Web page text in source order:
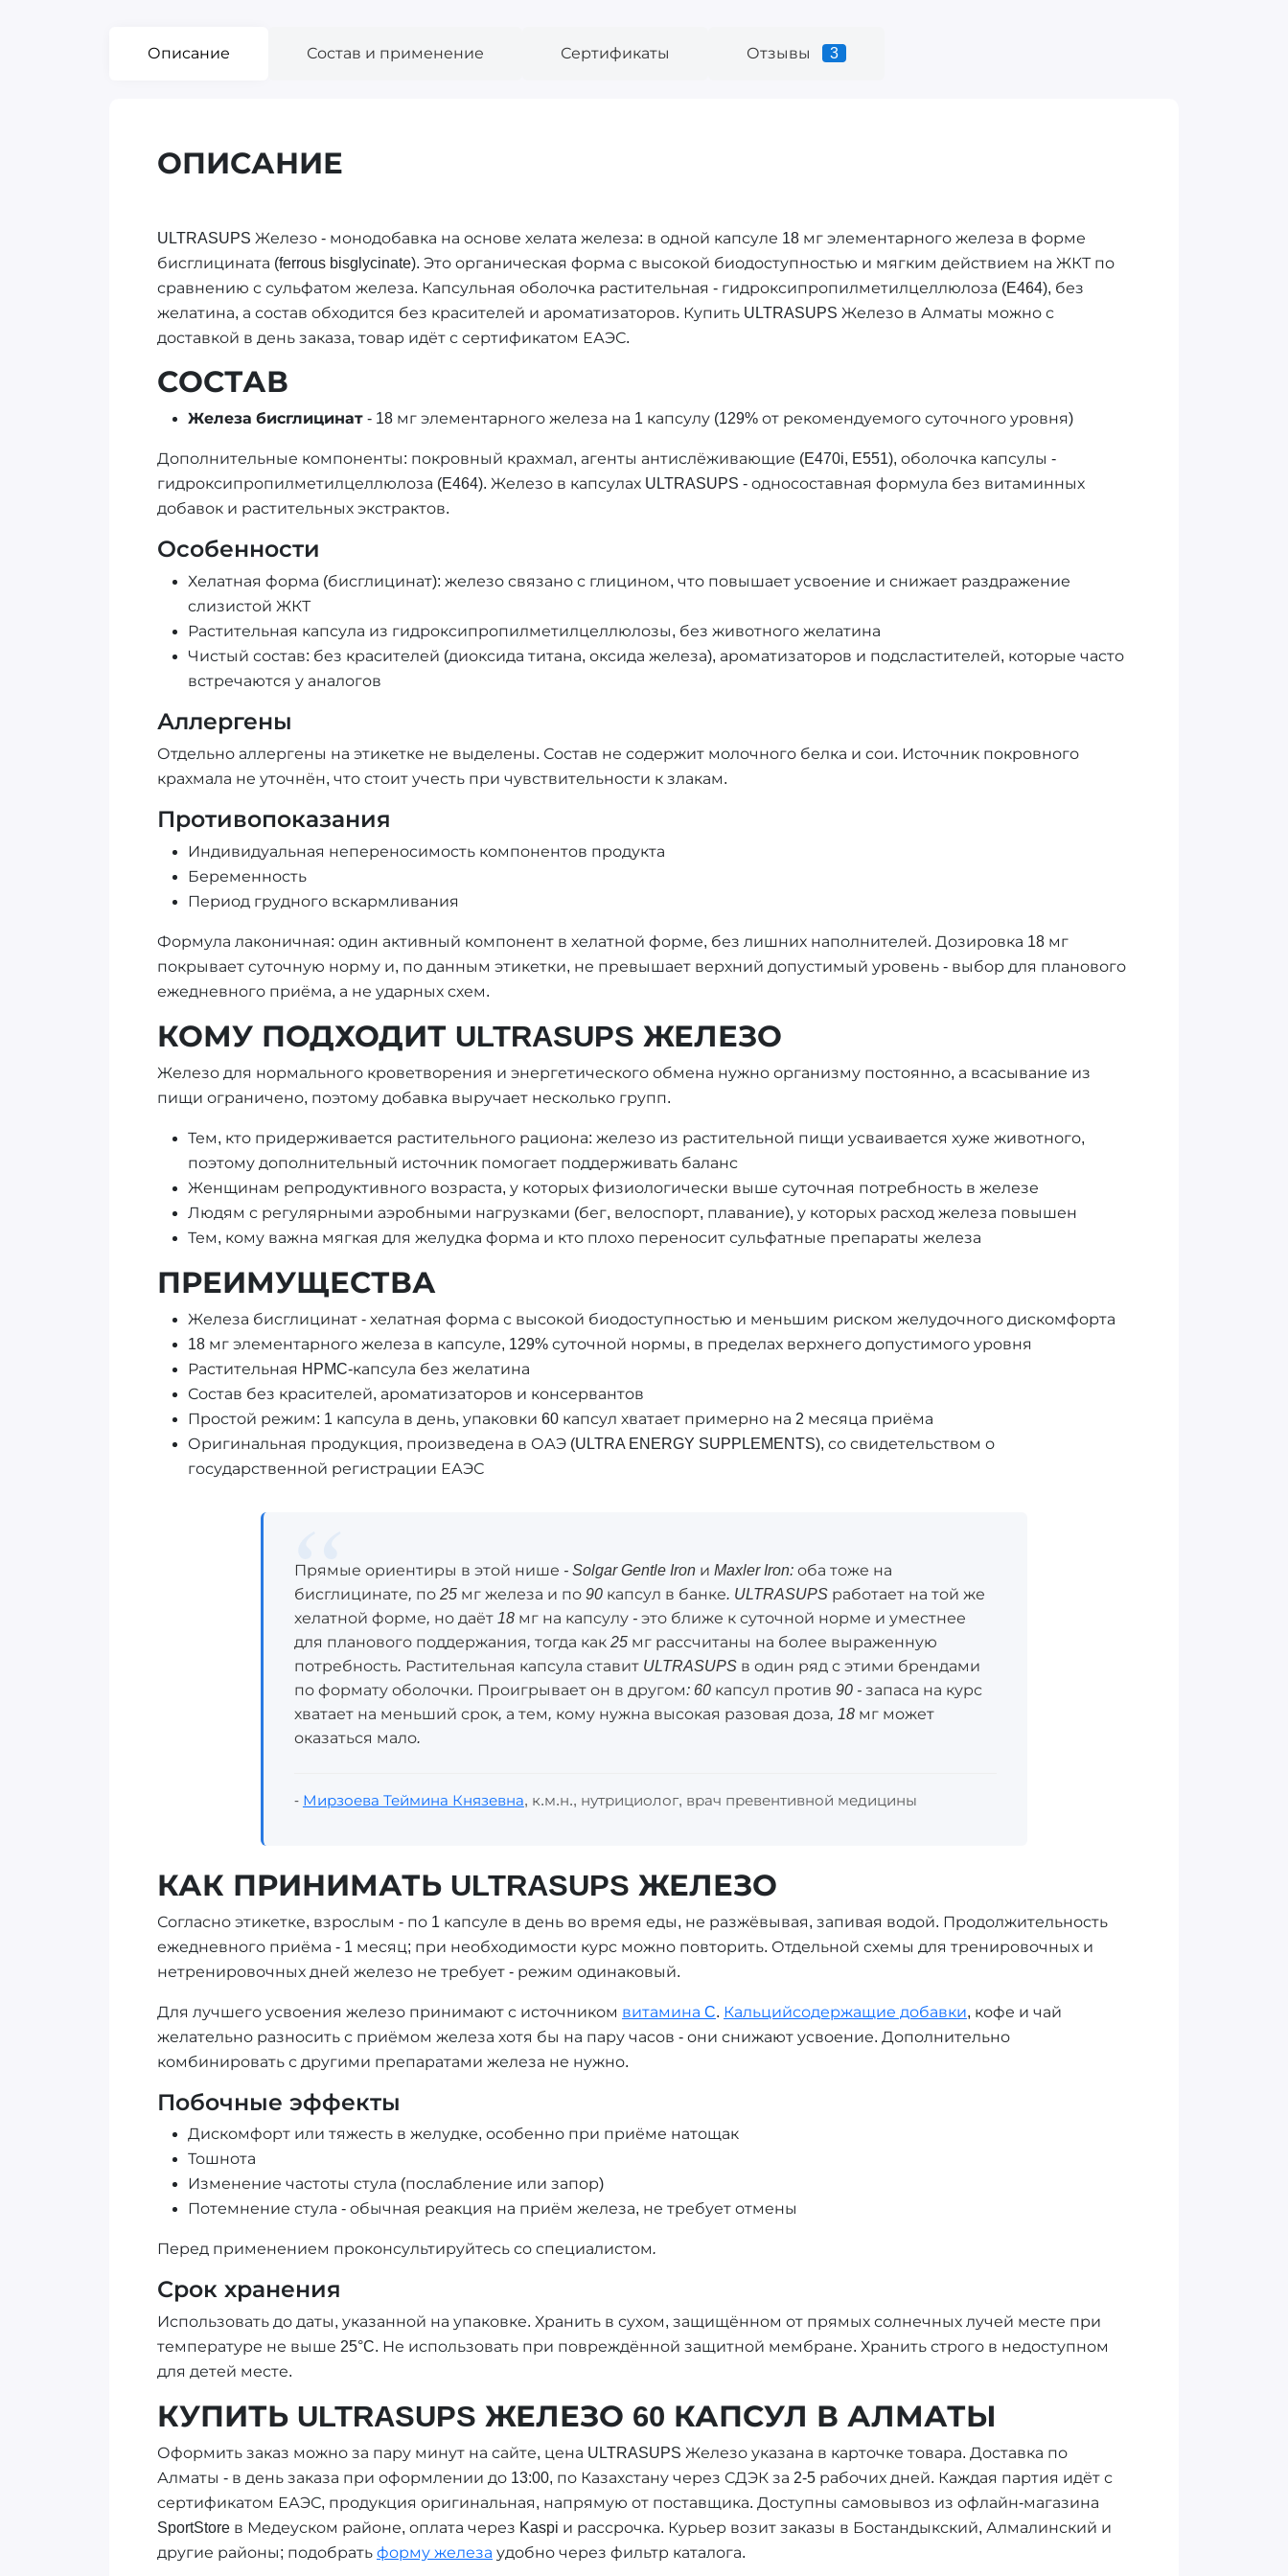
Описание Состав и применение Сертификаты Отзывы 3
ОПИСАНИЕ
ULTRASUPS Железо - монодобавка на основе хелата железа: в одной капсуле 18 мг элементарного железа в форме
бисглицината (ferrous bisglycinate). Это органическая форма с высокой биодоступностью и мягким действием на ЖКТ по
сравнению с сульфатом железа. Капсульная оболочка растительная - гидроксипропилметилцеллюлоза (E464), без
желатина, а состав обходится без красителей и ароматизаторов. Купить ULTRASUPS Железо в Алматы можно с
доставкой в день заказа, товар идёт с сертификатом ЕАЭС.
СОСТАВ
Железа бисглицинат- 18 мг элементарного железа на 1 капсулу (129% от рекомендуемого суточного уровня)
Дополнительные компоненты: покровный крахмал, агенты антислёживающие (E470i, E551), оболочка капсулы -
гидроксипропилметилцеллюлоза (E464). Железо в капсулах ULTRASUPS - односоставная формула без витаминных
добавок и растительных экстрактов.
Особенности
Хелатная форма (бисглицинат): железо связано с глицином, что повышает усвоение и снижает раздражение
слизистой ЖКТ
Растительная капсула из гидроксипропилметилцеллюлозы, без животного желатина
Чистый состав: без красителей (диоксида титана, оксида железа), ароматизаторов и подсластителей, которые часто
встречаются у аналогов
Аллергены
Отдельно аллергены на этикетке не выделены. Состав не содержит молочного белка и сои. Источник покровного
крахмала не уточнён, что стоит учесть при чувствительности к злакам.
Противопоказания
Индивидуальная непереносимость компонентов продукта
Беременность
Период грудного вскармливания
Формула лаконичная: один активный компонент в хелатной форме, без лишних наполнителей. Дозировка 18 мг
покрывает суточную норму и, по данным этикетки, не превышает верхний допустимый уровень - выбор для планового
ежедневного приёма, а не ударных схем.
КОМУ ПОДХОДИТ ULTRASUPS ЖЕЛЕЗО
Железо для нормального кроветворения и энергетического обмена нужно организму постоянно, а всасывание из
пищи ограничено, поэтому добавка выручает несколько групп.
Тем, кто придерживается растительного рациона: железо из растительной пищи усваивается хуже животного,
поэтому дополнительный источник помогает поддерживать баланс
Женщинам репродуктивного возраста, у которых физиологически выше суточная потребность в железе
Людям с регулярными аэробными нагрузками (бег, велоспорт, плавание), у которых расход железа повышен
Тем, кому важна мягкая для желудка форма и кто плохо переносит сульфатные препараты железа
ПРЕИМУЩЕСТВА
Железа бисглицинат - хелатная форма с высокой биодоступностью и меньшим риском желудочного дискомфорта
18 мг элементарного железа в капсуле, 129% суточной нормы, в пределах верхнего допустимого уровня
Растительная HPMC-капсула без желатина
Состав без красителей, ароматизаторов и консервантов
Простой режим: 1 капсула в день, упаковки 60 капсул хватает примерно на 2 месяца приёма
Оригинальная продукция, произведена в ОАЭ (ULTRA ENERGY SUPPLEMENTS), со свидетельством о
государственной регистрации ЕАЭС
Прямые ориентиры в этой нише - Solgar Gentle Iron и Maxler Iron: оба тоже на
бисглицинате, по 25 мг железа и по 90 капсул в банке. ULTRASUPS работает на той же
хелатной форме, но даёт 18 мг на капсулу - это ближе к суточной норме и уместнее
для планового поддержания, тогда как 25 мг рассчитаны на более выраженную
потребность. Растительная капсула ставит ULTRASUPS в один ряд с этими брендами
по формату оболочки. Проигрывает он в другом: 60 капсул против 90 - запаса на курс
хватает на меньший срок, а тем, кому нужна высокая разовая доза, 18 мг может
оказаться мало.
- Мирзоева Теймина Князевна, к.м.н., нутрициолог, врач превентивной медицины
КАК ПРИНИМАТЬ ULTRASUPS ЖЕЛЕЗО
Согласно этикетке, взрослым - по 1 капсуле в день во время еды, не разжёвывая, запивая водой. Продолжительность
ежедневного приёма - 1 месяц; при необходимости курс можно повторить. Отдельной схемы для тренировочных и
нетренировочных дней железо не требует - режим одинаковый.
Для лучшего усвоения железо принимают с источником витамина C. Кальцийсодержащие добавки, кофе и чай
желательно разносить с приёмом железа хотя бы на пару часов - они снижают усвоение. Дополнительно
комбинировать с другими препаратами железа не нужно.
Побочные эффекты
Дискомфорт или тяжесть в желудке, особенно при приёме натощак
Тошнота
Изменение частоты стула (послабление или запор)
Потемнение стула - обычная реакция на приём железа, не требует отмены
Перед применением проконсультируйтесь со специалистом.
Срок хранения
Использовать до даты, указанной на упаковке. Хранить в сухом, защищённом от прямых солнечных лучей месте при
температуре не выше 25°C. Не использовать при повреждённой защитной мембране. Хранить строго в недоступном
для детей месте.
КУПИТЬ ULTRASUPS ЖЕЛЕЗО 60 КАПСУЛ В АЛМАТЫ
Оформить заказ можно за пару минут на сайте, цена ULTRASUPS Железо указана в карточке товара. Доставка по
Алматы - в день заказа при оформлении до 13:00, по Казахстану через СДЭК за 2-5 рабочих дней. Каждая партия идёт с
сертификатом ЕАЭС, продукция оригинальная, напрямую от поставщика. Доступны самовывоз из офлайн-магазина
SportStore в Медеуском районе, оплата через Kaspi и рассрочка. Курьер возит заказы в Бостандыкский, Алмалинский и
другие районы; подобрать форму железа удобно через фильтр каталога.